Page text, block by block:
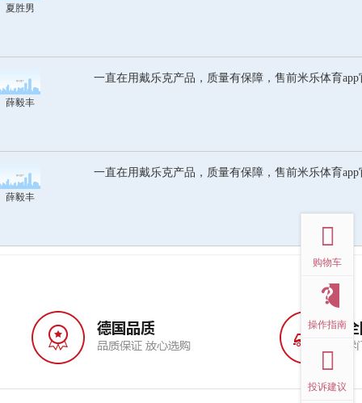
夏胜男
薛毅丰
一直在用戴乐克产品，质量有保障，售前米乐体育
薛毅丰
一直在用戴乐克产品，质量有保障，售前米乐体育
购物车
操作指南
投诉建议